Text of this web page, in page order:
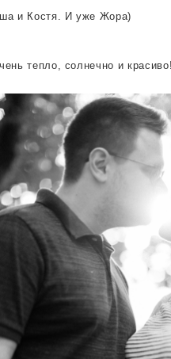
и Костя. И уже Жора)
тепло, солнечно и